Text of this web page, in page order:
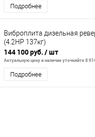
Подробнее
Виброплита дизельная
(4.2HP 137кг)
144 100 руб. / шт
Актуальную цену и наличие уточняйте 8
Подробнее